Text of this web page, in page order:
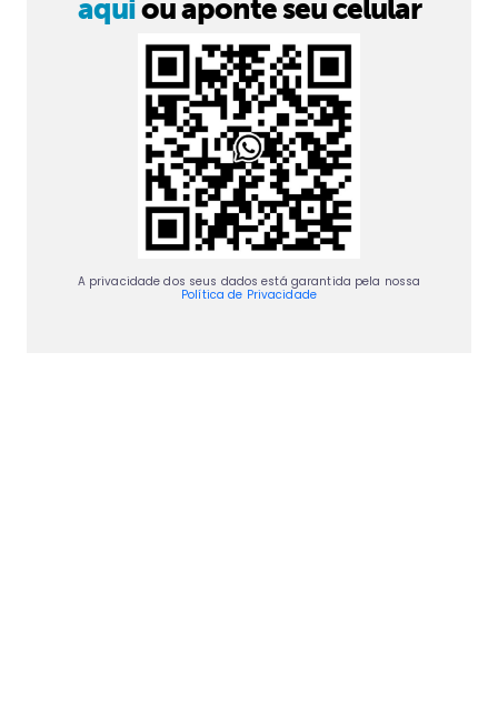
aquiou aponte seu celular
A privacidade dos seus dados está garantida pela nossa
Política de Privacidade